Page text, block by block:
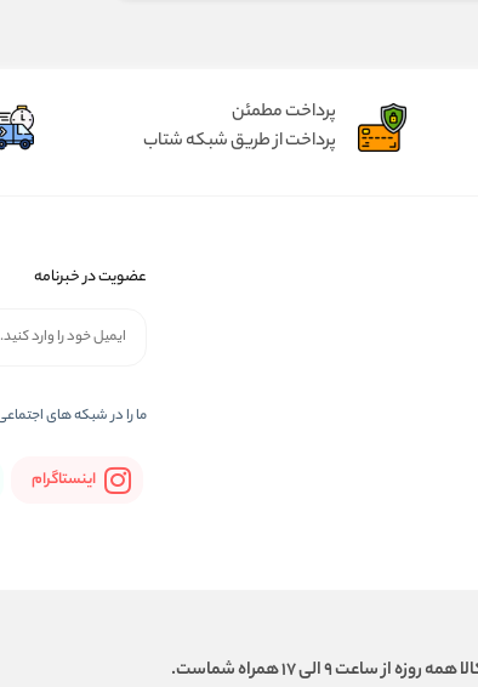
پرداخت مطمئن
پرداخت از طریق شبکه شتاب
عضویت در خبرنامه
ما را در شبكه های
اینستاگرام
روزه از ساعت 9 الی 17 همراه شماست.